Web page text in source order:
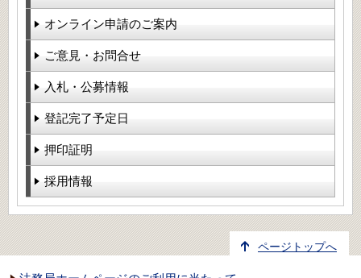
オンライン申請のご案内
ご意見・お問合せ
入札・公募情報
登記完了予定日
押印証明
採用情報
ページトップへ